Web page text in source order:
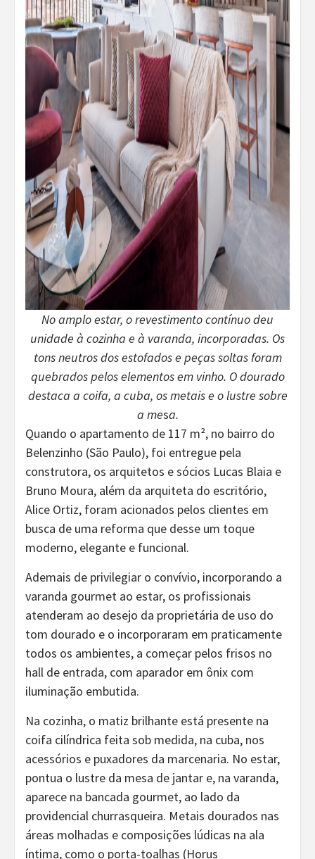
No amplo estar, o revestimento contínuo deu
unidade à cozinha e à varanda, incorporadas. Os
tons neutros dos estofados e peças soltas foram
quebrados pelos elementos em vinho. O dourado
destaca a coifa, a cuba, os metais e o lustre sobre
a mesa.
Quando o apartamento de 117 m², no bairro do
Belenzinho (São Paulo), foi entregue pela
construtora, os arquitetos e sócios Lucas Blaia e
Bruno Moura, além da arquiteta do escritório,
Alice Ortiz, foram acionados pelos clientes em
busca de uma reforma que desse um toque
moderno, elegante e funcional.
Ademais de privilegiar o convívio, incorporando a
varanda gourmet ao estar, os profissionais
atenderam ao desejo da proprietária de uso do
tom dourado e o incorporaram em praticamente
todos os ambientes, a começar pelos frisos no
hall de entrada, com aparador em ônix com
iluminação embutida.
Na cozinha, o matiz brilhante está presente na
coifa cilíndrica feita sob medida, na cuba, nos
acessórios e puxadores da marcenaria. No estar,
pontua o lustre da mesa de jantar e, na varanda,
aparece na bancada gourmet, ao lado da
providencial churrasqueira. Metais dourados nas
áreas molhadas e composições lúdicas na ala
íntima, como o porta-toalhas (Horus